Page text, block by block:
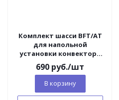
Комплект шасси BFT/AT
для напольной
установки конвектора
Ballu Apollo Transformer
690 руб./шт
В корзину